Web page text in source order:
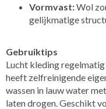
Vormvast:Wol
gelijkmatige
Gebruiktips
Lucht kleding regelmatig
heeft zelfreinigende
wassen in lauw water
laten drogen. Geschikt